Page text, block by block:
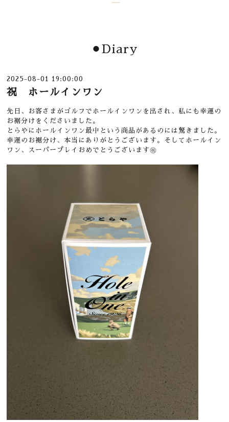
⚫︎Diary
2025-08-01 19:00:00
祝 ホールインワン
先日、お客さまがゴルフでホールインワンを出され、私にも幸運の
お裾分けをくださいました。
とらやにホールインワン最中という商品があるのには驚きました。
幸運のお裾分け、本当にありがとうございます。そしてホールイン
ワン、スーパープレイおめでとうございます㊗️